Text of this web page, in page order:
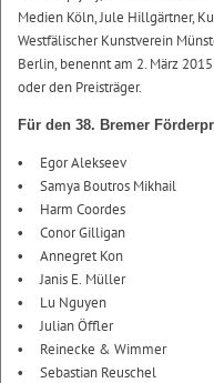
Medien Köln, Jule Hillgärtner,
Westfälischer Kunstverein
Berlin, benennt am 2. März
oder den Preisträger.
Für den 38. Bremer
Egor Alekseev
Samya Boutros Mikhail
Harm Coordes
Conor Gilligan
Annegret Kon
Janis E. Müller
Lu Nguyen
Julian Öffler
Reinecke & Wimmer
Sebastian Reuschel